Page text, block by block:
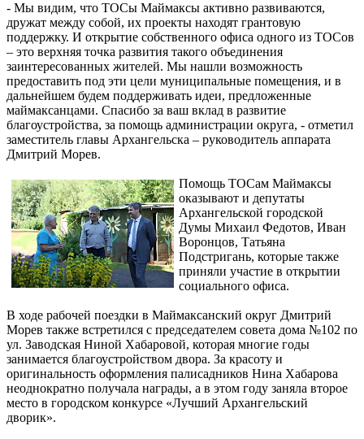
- Мы видим, что ТОСы Маймаксы активно развиваются,
дружат между собой, их проекты находят грантовую
поддержку. И открытие собственного офиса одного из ТОСов
– это верхняя точка развития такого объединения
заинтересованных жителей. Мы нашли возможность
предоставить под эти цели муниципальные помещения, и в
дальнейшем будем поддерживать идеи, предложенные
маймаксанцами. Спасибо за ваш вклад в развитие
благоустройства, за помощь администрации округа, - отметил
заместитель главы Архангельска – руководитель аппарата
Дмитрий Морев.
Помощь ТОСам Маймаксы
оказывают и депутаты
Архангельской городской
Думы Михаил Федотов, Иван
Воронцов, Татьяна
Подстригань, которые также
приняли участие в открытии
социального офиса.
В ходе рабочей поездки в Маймаксанский округ Дмитрий
Морев также встретился с председателем совета дома №102 по
ул. Заводская Ниной Хабаровой, которая многие годы
занимается благоустройством двора. За красоту и
оригинальность оформления палисадников Нина Хабарова
неоднократно получала награды, а в этом году заняла второе
место в городском конкурсе «Лучший Архангельский
дворик».